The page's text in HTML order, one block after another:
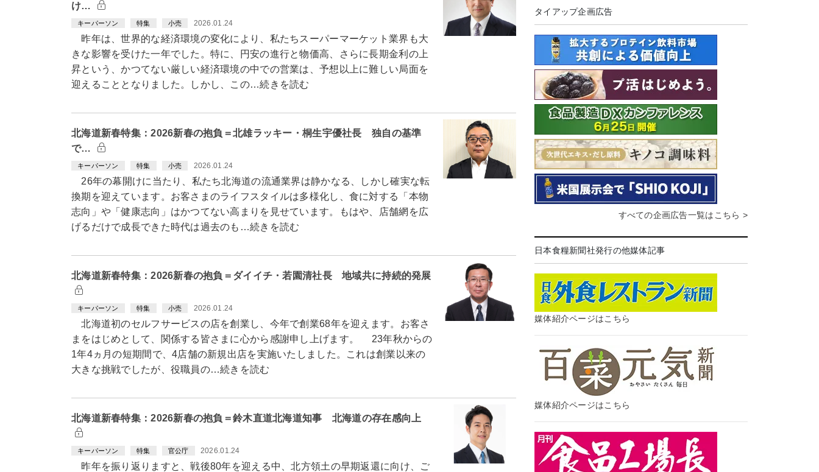
け…
キーパーソン 特集 小売 2026.01.24
昨年は、世界的な経済環境の変化により、私たちスーパーマーケット業界も大
きな影響を受けた一年でした。特に、円安の進行と物価高、さらに長期金利の上
昇という、かつてない厳しい経済環境の中での営業は、予想以上に難しい局面を
迎えることとなりました。しかし、この…続きを読む
北海道新春特集：2026新春の抱負＝北雄ラッキー・桐生宇優社長 独自の基準
で…
キーパーソン 特集 小売 2026.01.24
26年の幕開けに当たり、私たち北海道の流通業界は静かなる、しかし確実な転
換期を迎えています。お客さまのライフスタイルは多様化し、食に対する「本物
志向」や「健康志向」はかつてない高まりを見せています。もはや、店舗網を広
げるだけで成長できた時代は過去のも…続きを読む
北海道新春特集：2026新春の抱負＝ダイイチ・若園清社長 地域共に持続的発展
キーパーソン 特集 小売 2026.01.24
北海道初のセルフサービスの店を創業し、今年で創業68年を迎えます。お客さ
まをはじめとして、関係する皆さまに心から感謝申し上げます。 23年秋からの
1年4ヵ月の短期間で、4店舗の新規出店を実施いたしました。これは創業以来の
大きな挑戦でしたが、役職員の…続きを読む
北海道新春特集：2026新春の抱負＝鈴木直道北海道知事 北海道の存在感向上
キーパーソン 特集 官公庁 2026.01.24
昨年を振り返りますと、戦後80年を迎える中、北方領土の早期返還に向け、ご
タイアップ企画広告
すべての企画広告一覧はこちら >
日本食糧新聞社発行の他媒体記事
媒体紹介ページはこちら
媒体紹介ページはこちら